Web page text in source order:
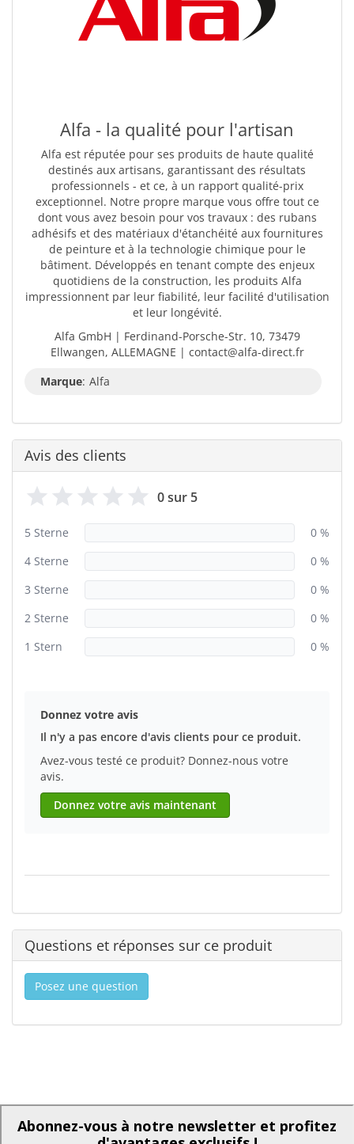
Alfa - la qualité pour l'artisan
Alfa est réputée pour ses produits de haute qualité
destinés aux artisans, garantissant des résultats
professionnels - et ce, à un rapport qualité-prix
exceptionnel. Notre propre marque vous offre tout ce
dont vous avez besoin pour vos travaux : des rubans
adhésifs et des matériaux d'étanchéité aux fournitures
de peinture et à la technologie chimique pour le
bâtiment. Développés en tenant compte des enjeux
quotidiens de la construction, les produits Alfa
impressionnent par leur fiabilité, leur facilité d'utilisation
et leur longévité.
Alfa GmbH | Ferdinand-Porsche-Str. 10, 73479
Ellwangen, ALLEMAGNE | contact@alfa-direct.fr
Marque: Alfa
Avis des clients
0 sur 5
5 Sterne
0 %
4 Sterne
0 %
3 Sterne
0 %
2 Sterne
0 %
1 Stern
0 %
Donnez votre avis
Il n'y a pas encore d'avis clients pour ce produit.
Avez-vous testé ce produit? Donnez-nous votre
avis.
Donnez votre avis maintenant
Questions et réponses sur ce produit
Posez une question